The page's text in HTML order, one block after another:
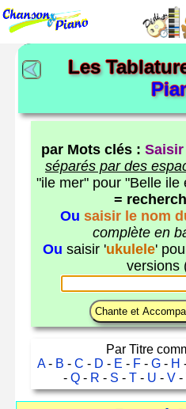
Les
par Mots clés :
séparés par des
"ile mer" pour "Belle ile
=
Ou saisir le nom
complète en
Ou saisir 'ukulele'
versions
Par Titre
A- B - C - D - E - F- G- H
-Q - R - S -T - U -V -